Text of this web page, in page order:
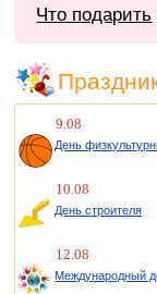
Что подарить
9.08
День
10.08
День строителя
12.08
Международный